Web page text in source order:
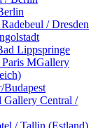
/ Dresden
MGallery
Central /
(Estland)